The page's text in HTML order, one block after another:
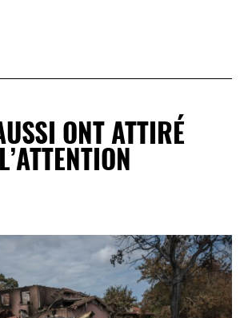
ONT ATTIRÉ
L’ATTENTION